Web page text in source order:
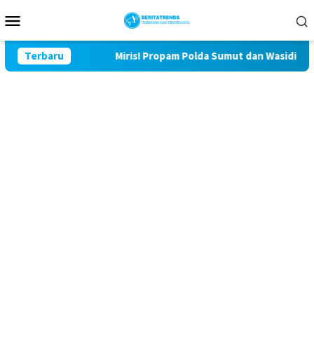
ke
Mobile
Terbaru Miris! Propam Polda Sumut dan Wasidik